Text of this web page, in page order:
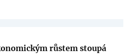
růstem stoupá